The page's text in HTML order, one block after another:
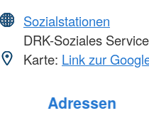
Sozialstationen
DRK-Soziales
Karte: Link zur
Adressen